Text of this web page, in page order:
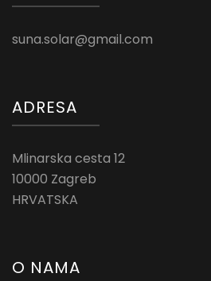
suna.solar@gmail.com
ADRESA
Mlinarska cesta 12
10000 Zagreb
HRVATSKA
O NAMA